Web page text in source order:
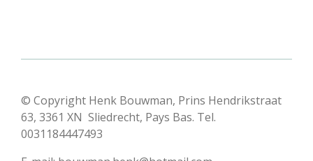
© Copyright Henk Bouwman, Prins Hendrikstraat
63, 3361 XN Sliedrecht, Pays Bas. Tel.
0031184447493